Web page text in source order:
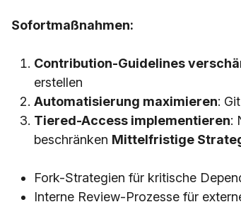
Sofortmaßnahmen:
Contribution-Guidelines
erstellen
Automatisierung maximieren:
Tiered-Access implementieren:
beschränken Mittelfristige
Fork-Strategien für kritische
Interne Review-Prozesse für